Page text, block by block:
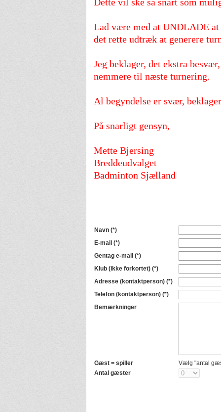
Lad være med at UNDLADE
det rette udtræk at generere
Jeg beklager, det ekstra
nemmere til næste turnering.
Al begyndelse er svær,
På snarligt gensyn,
Mette Bjersing
Breddeudvalget
Badminton Sjælland
Navn (*)
E-mail (*)
Gentag e-mail (*)
Klub (ikke forkortet) (*)
Adresse (kontaktperson) (*)
Telefon (kontaktperson) (*)
Bemærkninger
Gæst = spiller
Vælg "antal
Antal gæster